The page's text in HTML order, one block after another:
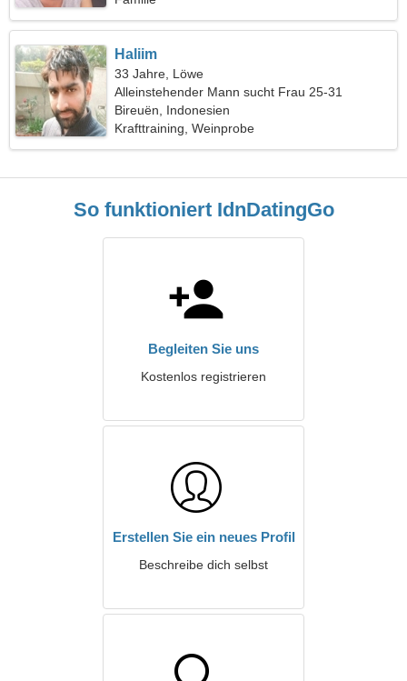
Haliim
33 Jahre, Löwe
Alleinstehender Mann sucht Frau 25-31
Bireuën, Indonesien
Krafttraining, Weinprobe
So funktioniert IdnDatingGo
Begleiten Sie uns
Kostenlos registrieren
Erstellen Sie ein neues Profil
Beschreibe dich selbst